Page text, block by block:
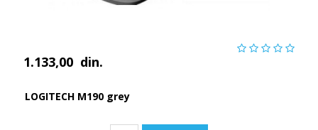
1.133,00 din.
LOGITECH M190 grey